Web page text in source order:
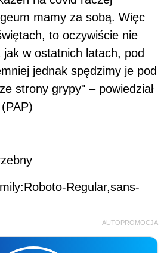
mamy za sobą. Więc
to oczywiście nie
w ostatnich latach, pod
jednak spędzimy je pod
strony grypy" – powiedział
Regular,sans-
AUTOPROMOCJA